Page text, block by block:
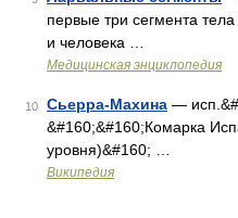
первые три сегмента
и человека …
Медицинская энциклопедия
10 Сьерра-Махина —
&#160;&#160;Комарка
уровня)&#160; …
Википедия